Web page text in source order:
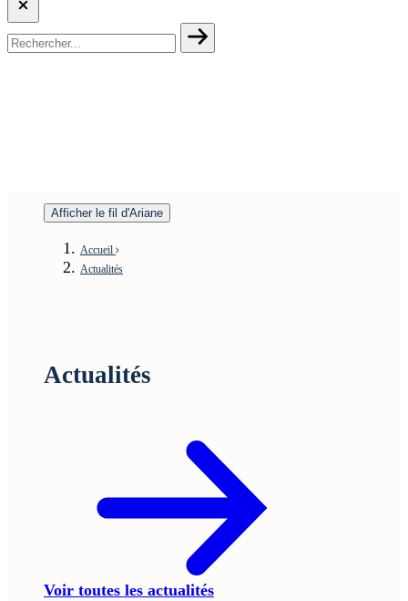
Afficher le fil d'Ariane
Accueil
Actualités
Actualités
Voir toutes les actualités